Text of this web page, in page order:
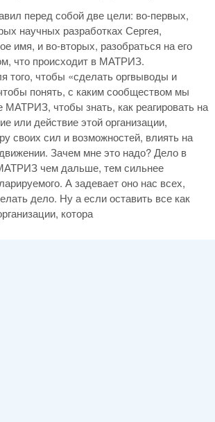
перед собой две цели: во-первых,
научных разработках Сергея,
имя, и во-вторых, разобраться на его
что происходит в МАТРИЗ.
того, чтобы «сделать оргвыводы и
понять, с каким сообществом мы
чтобы знать, как реагировать на
или действие этой организации,
своих сил и возможностей, влиять на
Зачем мне это надо? Дело в
чем дальше, тем сильнее
А задевает оно нас всех,
дело. Ну а если оставить все как
котора